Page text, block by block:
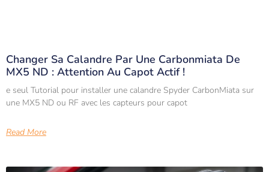
Changer Sa Calandre Par Une Carbonmiata De
MX5 ND : Attention Au Capot Actif !
e seul Tutorial pour installer une calandre Spyder CarbonMiata sur
une MX5 ND ou RF avec les capteurs pour capot
Read More